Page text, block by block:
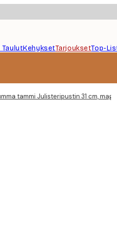
TaulutKehyksetTarjouksetTop-
tammi Julisteripustin 31 cm,